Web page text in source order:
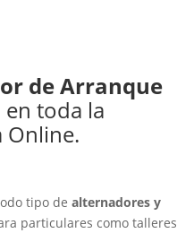
de Arranque
en toda la
Online.
tipo dealternadores y
particulares como talleres